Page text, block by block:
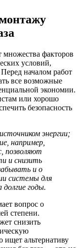
факторов
условий,
началом работ
все возможные
экономии.
или хорошо
безопасность
энергии;
например,
позволяют
и снизить
и о
системы для
годы.
вопрос о
степени.
снизить
ищет альтернативу